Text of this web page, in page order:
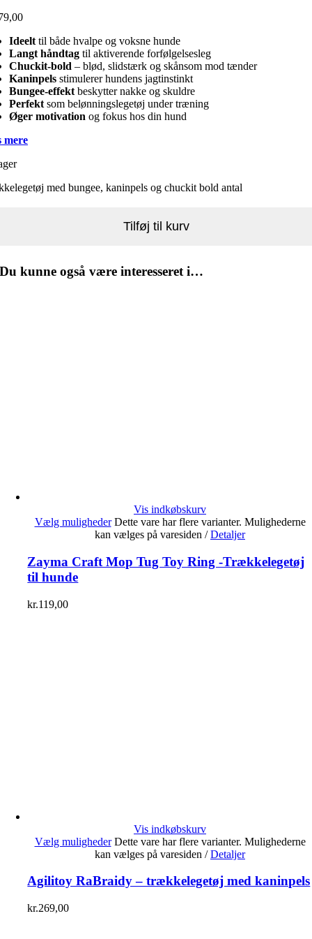
Ideelt til både hvalpe og voksne hunde
Langt håndtag til aktiverende forfølgelsesleg
Chuckit-bold – blød, slidstærk og skånsom mod tænder
Kaninpels stimulerer hundens jagtinstinkt
Bungee-effekt beskytter nakke og skuldre
Perfekt som belønningslegetøj under træning
Øger motivation og fokus hos din hund
mere
med bungee, kaninpels og chuckit bold antal
Tilføj til kurv
Du kunne også være interesseret i…
Vis indkøbskurv
Vælg muligheder Dette vare har flere varianter. Mulighederne
kan vælges på varesiden / Detaljer
Zayma Craft Mop Tug Toy Ring -Trækkelegetøj
til hunde
kr.119,00
Vis indkøbskurv
Vælg muligheder Dette vare har flere varianter. Mulighederne
kan vælges på varesiden / Detaljer
Agilitoy RaBraidy – trækkelegetøj med kaninpels
kr.269,00